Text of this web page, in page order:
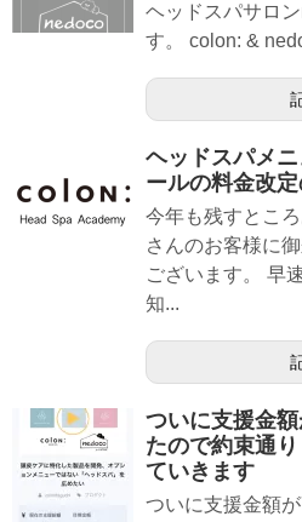
ヘッドスパサロ
す。 colon: &
ヘッドスパメ
ールの料金改
今年も残すとこ
さんのお客様に
ございます。 早
知...
ついに支援金
たので約束通
ていきます
ついに支援金額